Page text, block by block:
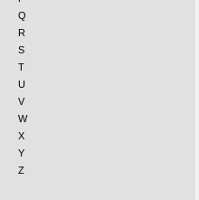
Q
R
S
T
U
V
W
X
Y
Z